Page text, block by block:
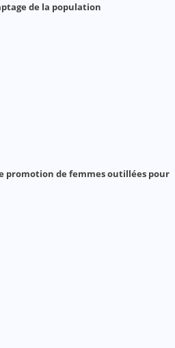
de la population
promotion de femmes outillées pour